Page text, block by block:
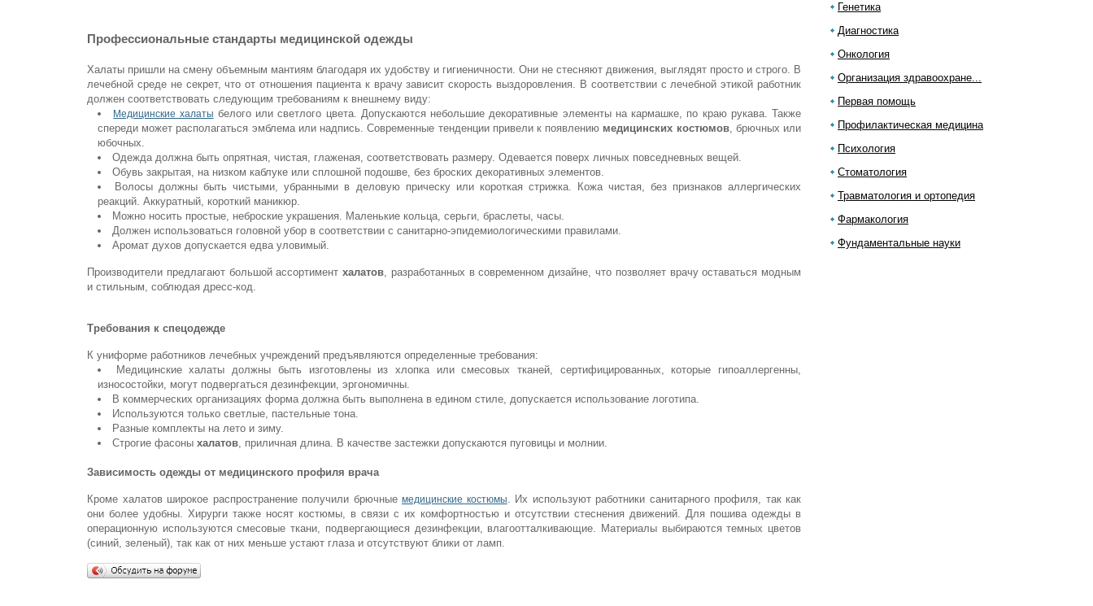
Генетика
Диагностика
Онкология
Организация здравоохране...
Первая помощь
Профилактическая медицина
Психология
Стоматология
Травматология и ортопедия
Фармакология
Фундаментальные науки
Профессиональные стандарты медицинской одежды
Халаты пришли на смену объемным мантиям благодаря их удобству и гигиеничности. Они не стесняют движения, выглядят просто и строго. В
лечебной среде не секрет, что от отношения пациента к врачу зависит скорость выздоровления. В соответствии с лечебной этикой работник
должен соответствовать следующим требованиям к внешнему виду:
Медицинские халаты белого или светлого цвета. Допускаются небольшие декоративные элементы на кармашке, по краю рукава. Также
спереди может располагаться эмблема или надпись. Современные тенденции привели к появлению медицинских костюмов, брючных или
юбочных.
Одежда должна быть опрятная, чистая, глаженая, соответствовать размеру. Одевается поверх личных повседневных вещей.
Обувь закрытая, на низком каблуке или сплошной подошве, без броских декоративных элементов.
Волосы должны быть чистыми, убранными в деловую прическу или короткая стрижка. Кожа чистая, без признаков аллергических
реакций. Аккуратный, короткий маникюр.
Можно носить простые, неброские украшения. Маленькие кольца, серьги, браслеты, часы.
Должен использоваться головной убор в соответствии с санитарно-эпидемиологическими правилами.
Аромат духов допускается едва уловимый.
Производители предлагают большой ассортиментхалатов, разработанных в современном дизайне, что позволяет врачу оставаться модным
и стильным, соблюдая дресс-код.
Требования к спецодежде
К униформе работников лечебных учреждений предъявляются определенные требования:
Медицинские халаты должны быть изготовлены из хлопка или смесовых тканей, сертифицированных, которые гипоаллергенны,
износостойки, могут подвергаться дезинфекции, эргономичны.
В коммерческих организациях форма должна быть выполнена в едином стиле, допускается использование логотипа.
Используются только светлые, пастельные тона.
Разные комплекты на лето и зиму.
Строгие фасоны халатов, приличная длина. В качестве застежки допускаются пуговицы и молнии.
Зависимость одежды от медицинского профиля врача
Кроме халатов широкое распространение получили брючныемедицинские костюмы. Их используют работники санитарного профиля, так как
они более удобны. Хирурги также носят костюмы, в связи с их комфортностью и отсутствии стеснения движений. Для пошива одежды в
операционную используются смесовые ткани, подвергающиеся дезинфекции, влагоотталкивающие. Материалы выбираются темных цветов
(синий, зеленый), так как от них меньше устают глаза и отсутствуют блики от ламп.